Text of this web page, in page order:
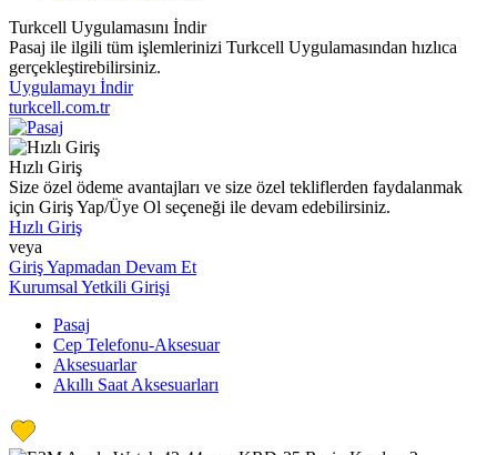
Turkcell Uygulamasını İndir
Pasaj ile ilgili tüm işlemlerinizi Turkcell Uygulamasından hızlıca
gerçekleştirebilirsiniz.
Uygulamayı İndir
turkcell.com.tr
Hızlı Giriş
Size özel ödeme avantajları ve size özel tekliflerden faydalanmak
için Giriş Yap/Üye Ol seçeneği ile devam edebilirsiniz.
Hızlı Giriş
veya
Giriş Yapmadan Devam Et
Kurumsal Yetkili Girişi
Pasaj
Cep Telefonu-Aksesuar
Aksesuarlar
Akıllı Saat Aksesuarları